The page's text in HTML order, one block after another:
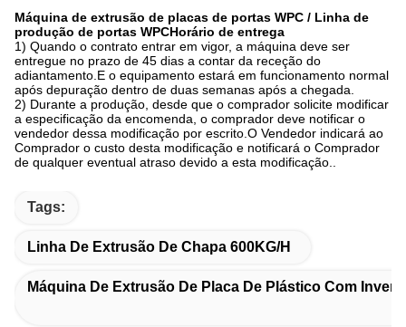
Máquina de extrusão de placas de portas WPC / Linha de
produção de portas WPCHorário de entrega
1) Quando o contrato entrar em vigor, a máquina deve ser
entregue no prazo de 45 dias a contar da receção do
adiantamento.E o equipamento estará em funcionamento normal
após depuração dentro de duas semanas após a chegada.
2) Durante a produção, desde que o comprador solicite modificar
a especificação da encomenda, o comprador deve notificar o
vendedor dessa modificação por escrito.O Vendedor indicará ao
Comprador o custo desta modificação e notificará o Comprador
de qualquer eventual atraso devido a esta modificação..
Tags:
Linha De Extrusão De Chapa 600KG/H
Máquina De Extrusão De Placa De Plástico Com